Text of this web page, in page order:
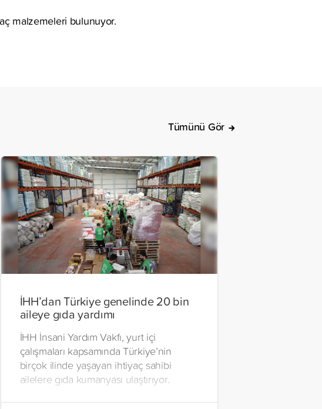
malzemeleri bulunuyor.
Tümünü Gör
İHH’dan Türkiye genelinde 20 bin
aileye gıda yardımı
İHH İnsani Yardım Vakfı, yurt içi
çalışmaları kapsamında Türkiye’nin
birçok ilinde yaşayan ihtiyaç sahibi
ailelere gıda kumanyası ulaştırıyor.